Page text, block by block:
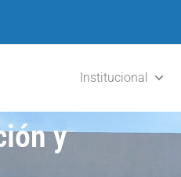
Institucional
y